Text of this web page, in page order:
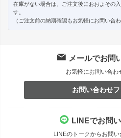
在庫がない場合は、ご注文後におおよその
す。
（ご注文前の納期確認もお気軽にお問い合
メールでお問
お気軽にお問い合わ
お問い合わせ
LINEでお問
LINEのトークからお問い